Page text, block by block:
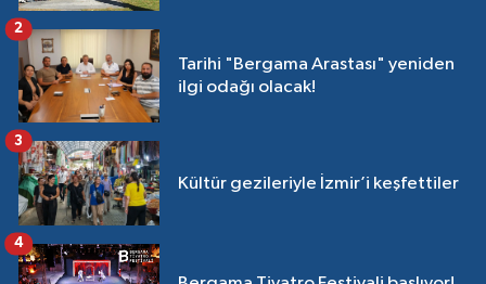
Tarihi "Bergama Arastası" yeniden
ilgi odağı olacak!
2
Kültür gezileriyle İzmir’i keşfettiler
3
4